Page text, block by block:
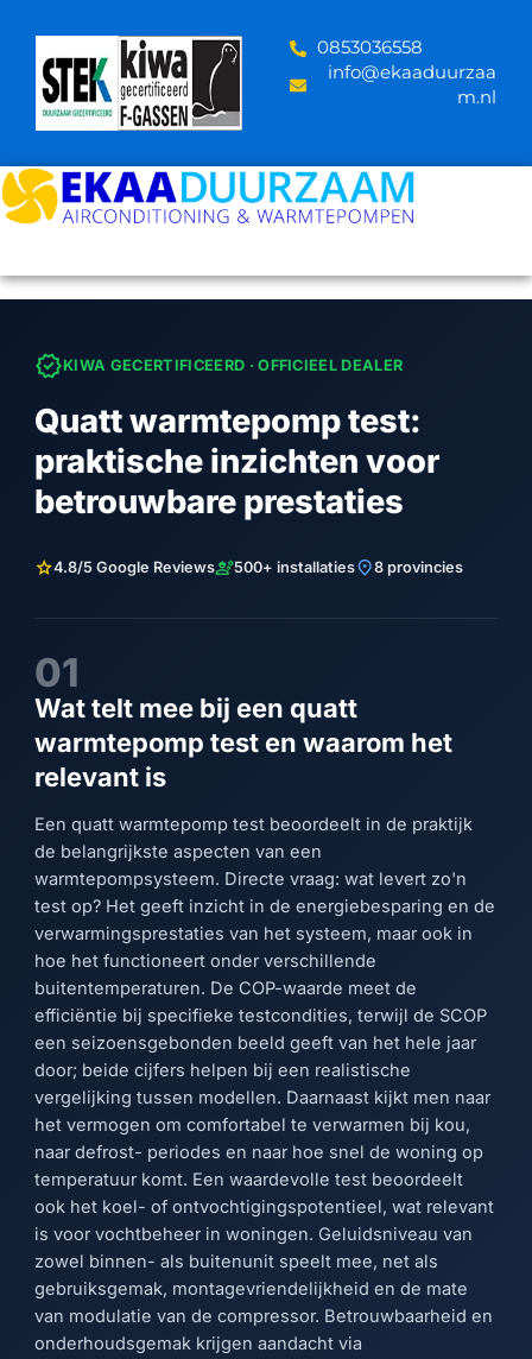
content
‪0853036558
info@ekaaduurzaa
m.nl
verifiedKIWA GECERTIFICEERD · OFFICIEEL DEALER
Quatt warmtepomp test:
praktische inzichten voor
betrouwbare prestaties
star4.8/5 Google Reviewsengineering500+ installatieslocation_on8 provincies
01
Wat telt mee bij een quatt
warmtepomp test en waarom het
relevant is
Een quatt warmtepomp test beoordeelt in de praktijk
de belangrijkste aspecten van een
warmtepompsysteem. Directe vraag: wat levert zo'n
test op? Het geeft inzicht in de energiebesparing en de
verwarmingsprestaties van het systeem, maar ook in
hoe het functioneert onder verschillende
buitentemperaturen. De COP-waarde meet de
efficiëntie bij specifieke testcondities, terwijl de SCOP
een seizoensgebonden beeld geeft van het hele jaar
door; beide cijfers helpen bij een realistische
vergelijking tussen modellen. Daarnaast kijkt men naar
het vermogen om comfortabel te verwarmen bij kou,
naar defrost- periodes en naar hoe snel de woning op
temperatuur komt. Een waardevolle test beoordeelt
ook het koel- of ontvochtigingspotentieel, wat relevant
is voor vochtbeheer in woningen. Geluidsniveau van
zowel binnen- als buitenunit speelt mee, net als
gebruiksgemak, montagevriendelijkheid en de mate
van modulatie van de compressor. Betrouwbaarheid en
onderhoudsgemak krijgen aandacht via